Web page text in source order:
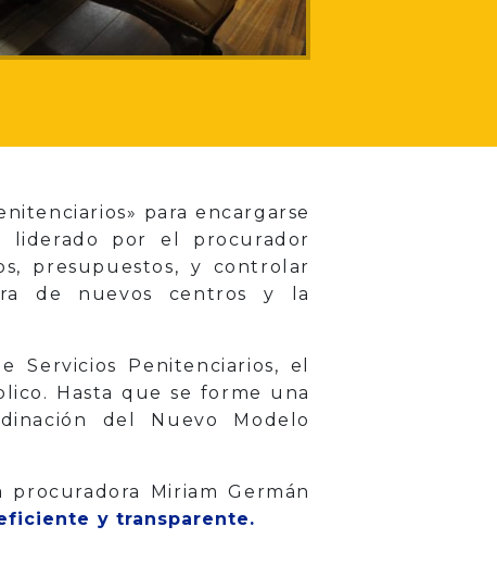
para encargarse
liderado por el procurador
presupuestos, y controlar
de nuevos centros y la
Penitenciarios, el
Hasta que se forme una
del Nuevo Modelo
Miriam Germán
y transparente.